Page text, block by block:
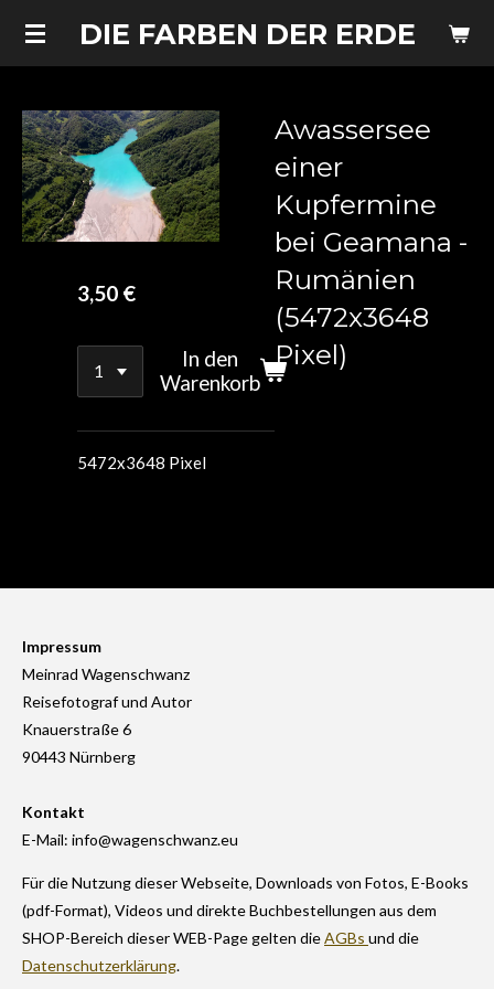
Zum
DIE FARBEN DER ERDE
Awassersee
einer
Kupfermine
bei Geamana -
Rumänien
(5472x3648
Pixel)
3,50 €
In den
Warenkorb
5472x3648 Pixel
Impressum
Meinrad Wagenschwanz
Reisefotograf und Autor
Knauerstraße 6
90443 Nürnberg
Kontakt
E-Mail: info@wagenschwanz.eu
Für die Nutzung dieser Webseite, Downloads von Fotos, E-Books
(pdf-Format), Videos und direkte Buchbestellungen aus dem
SHOP-Bereich dieser WEB-Page gelten dieAGBs und die
Datenschutzerklärung.